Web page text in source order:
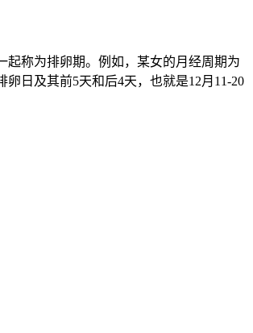
起称为排卵期。例如，某女的月经周期为
日及其前5天和后4天，也就是12月11-20